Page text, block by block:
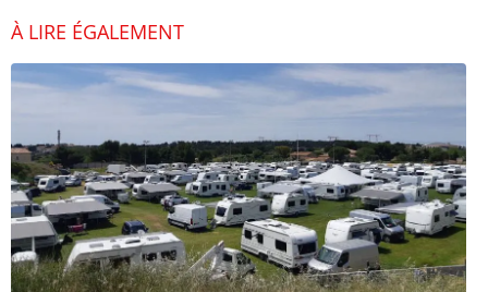
À LIRE ÉGALEMENT